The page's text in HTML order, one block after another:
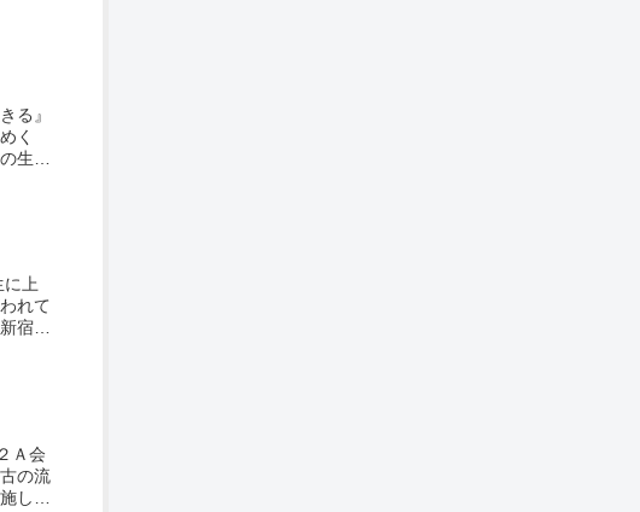
る』
く
生き
上
れて
宿御
Ａ会
の流
しま